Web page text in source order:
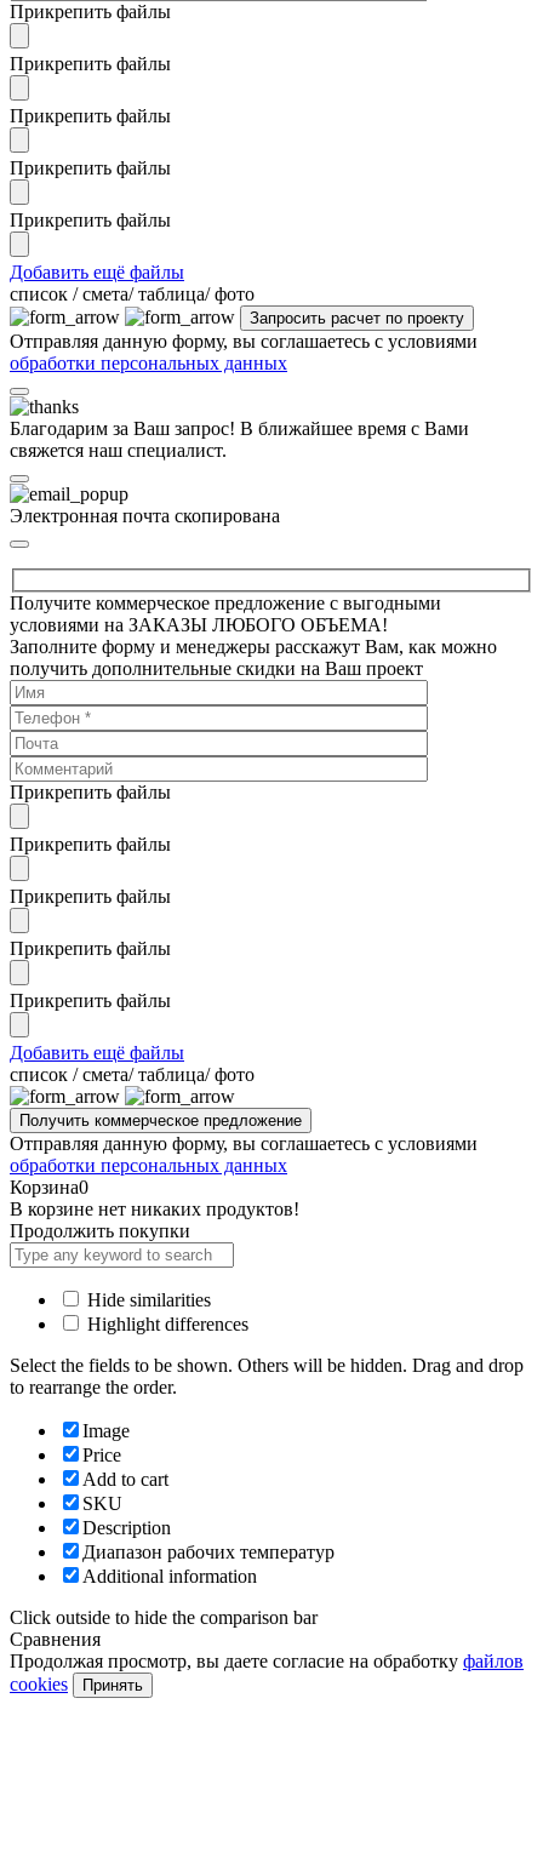
Прикрепить файлы
Прикрепить файлы
Прикрепить файлы
Прикрепить файлы
Прикрепить файлы
Добавить ещё файлы
cписок / смета/ таблица/ фото
Отправляя данную форму, вы соглашаетесь с условиями
обработки персональных данных
Благодарим за Ваш запрос! В ближайшее время с Вами
свяжется наш специалист.
Электронная почта скопирована
Получите коммерческое предложение с выгодными
условиями на ЗАКАЗЫ ЛЮБОГО ОБЪЕМА!
Заполните форму и менеджеры расскажут Вам, как можно
получить дополнительные скидки на Ваш проект
Прикрепить файлы
Прикрепить файлы
Прикрепить файлы
Прикрепить файлы
Прикрепить файлы
Добавить ещё файлы
cписок / смета/ таблица/ фото
Отправляя данную форму, вы соглашаетесь с условиями
обработки персональных данных
Корзина0
В корзине нет никаких продуктов!
Продолжить покупки
Hide similarities
Highlight differences
Select the fields to be shown. Others will be hidden. Drag and drop
to rearrange the order.
Image
Price
Add to cart
SKU
Description
Диапазон рабочих температур
Additional information
Click outside to hide the comparison bar
Сравнения
Продолжая просмотр, вы даете согласие на обработку файлов
cookies
Принять